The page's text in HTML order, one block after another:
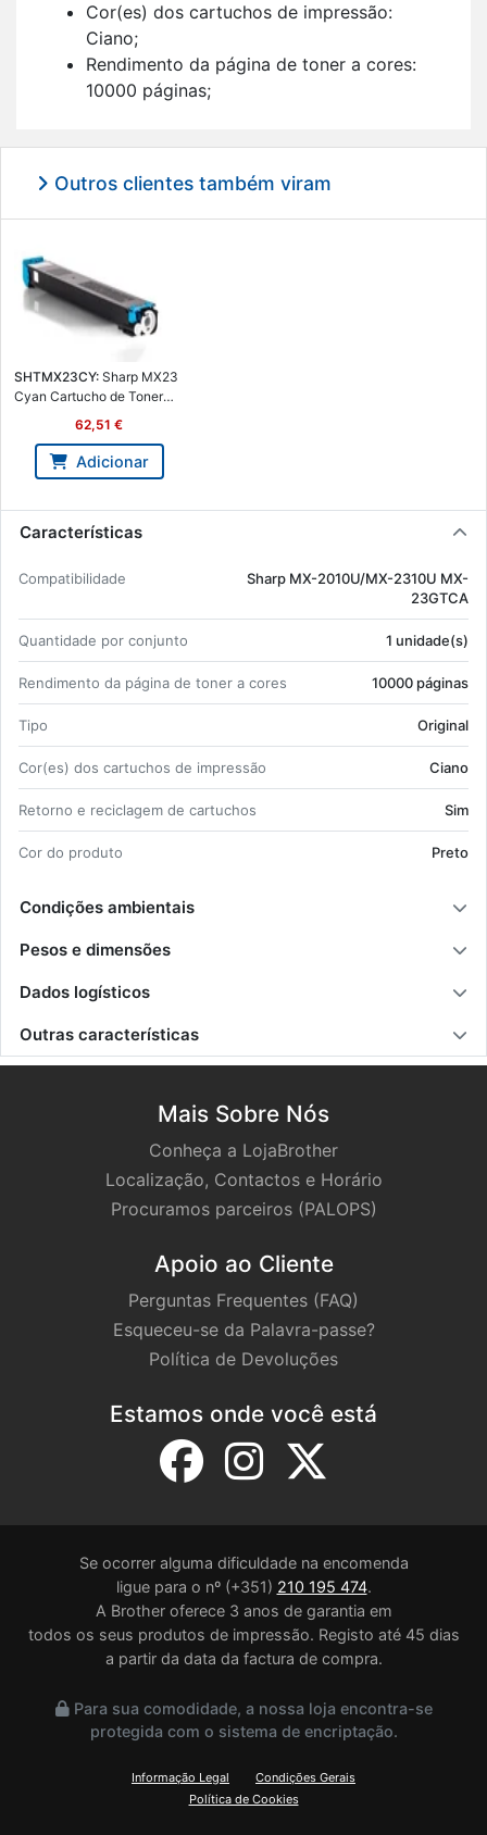
Cor(es) dos car­tu­chos de im­pressão:
Ciano;
Ren­di­mento da pá­gina de toner a cores:
10000 pá­ginas;
1 uni­dade(s).
Outros clientes também viram
SHTMX23CY: Sharp MX23
Cyan Car­tucho de Toner
Ge­né­rico - Subs­titui
MX23GTCA - SHT-
MX23CY
62,51 €
Adicionar
Características
Com­pa­ti­bi­li­dade
Sharp MX-2010U/MX-2310U MX-
23GTCA
Quan­ti­dade por con­junto 1 uni­dade(s)
Ren­di­mento da pá­gina de toner a cores 10000 pá­ginas
Tipo Ori­ginal
Cor(es) dos car­tu­chos de im­pressão Ciano
Re­torno e re­ci­clagem de car­tu­chos Sim
Cor do pro­duto Preto
Condições ambientais
Pesos e dimensões
Dados logísticos
Outras características
Mais Sobre Nós
Conheça a LojaBrother
Localização, Contactos e Horário
Procuramos parceiros (PALOPS)
Apoio ao Cliente
Perguntas Frequentes (FAQ)
Esqueceu-se da Palavra-passe?
Política de Devoluções
Estamos onde você está
Se ocorrer alguma dificuldade na encomenda
ligue para o nº (+351) 210 195 474.
A Brother oferece 3 anos de garantia em
todos os seus produtos de impressão. Registo até 45 dias
a partir da data da factura de compra.
Para sua comodidade, a nossa loja encontra-se
protegida com o sistema de encriptação.
Informação Legal
Condições Gerais
Política de Cookies